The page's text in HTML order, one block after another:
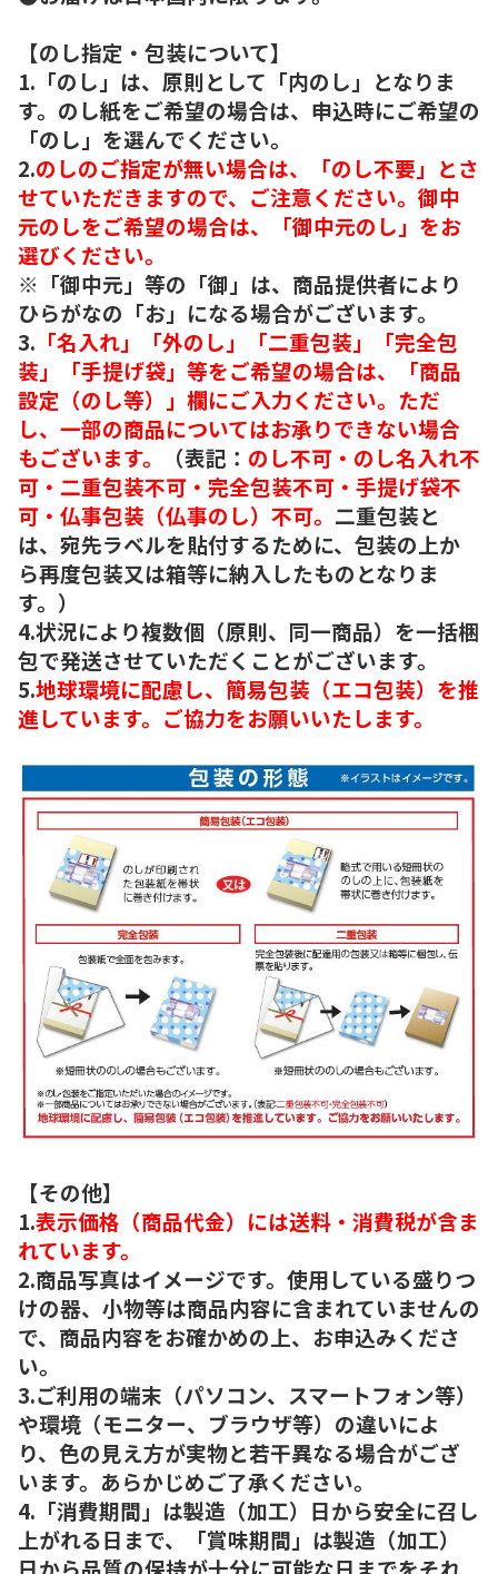
【のし指定・包装について】
1.「のし」は、原則として「内のし」となりま
す。のし紙をご希望の場合は、申込時にご希望の
「のし」を選んでください。
2.のしのご指定が無い場合は、「のし不要」とさ
せていただきますので、ご注意ください。御中
元のしをご希望の場合は、「御中元のし」をお
選びください。
※「御中元」等の「御」は、商品提供者により
ひらがなの「お」になる場合がございます。
3. 「名入れ」「外のし」「二重包装」「完全包
装」「手提げ袋」等をご希望の場合は、「商品
設定（のし等）」欄にご入力ください。ただ
し、一部の商品についてはお承りできない場合
もございます。
（表記： のし不可・のし名入れ不
可・二重包装不可・完全包装不可・手提げ袋不
可・仏事包装（仏事のし）不可。 二重包装と
は、宛先ラベルを貼付するために、包装の上か
ら再度包装又は箱等に納入したものとなりま
す。）
4.状況により複数個（原則、同一商品）を一括梱
包で発送させていただくことがございます。
5.地球環境に配慮し、簡易包装（エコ包装）を推
進しています。ご協力をお願いいたします。
【その他】
1.表示価格（商品代金）には送料・消費税が含ま
れています。
2.商品写真はイメージです。使用している盛りつ
けの器、小物等は商品内容に含まれていませんの
で、商品内容をお確かめの上、お申込みくださ
い。
3.ご利用の端末（パソコン、スマートフォン等）
や環境（モニター、ブラウザ等）の違いによ
り、色の見え方が実物と若干異なる場合がござ
います。あらかじめご了承ください。
4.「消費期間」は製造（加工）日から安全に召し
上がれる日まで、「賞味期間」は製造（加工）